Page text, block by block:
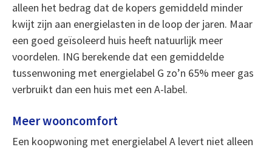
alleen het bedrag dat de kopers gemiddeld minder
kwijt zijn aan energielasten in de loop der jaren. Maar
een goed geïsoleerd huis heeft natuurlijk meer
voordelen. ING berekende dat een gemiddelde
tussenwoning met energielabel G zo’n 65% meer gas
verbruikt dan een huis met een A-label.
Meer wooncomfort
Een koopwoning met energielabel A levert niet alleen